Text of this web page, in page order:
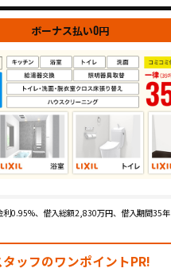
ボーナス払い0円
0.95%、借入総額2,830万円、借入期間35年
タッフのワンポイントPR!